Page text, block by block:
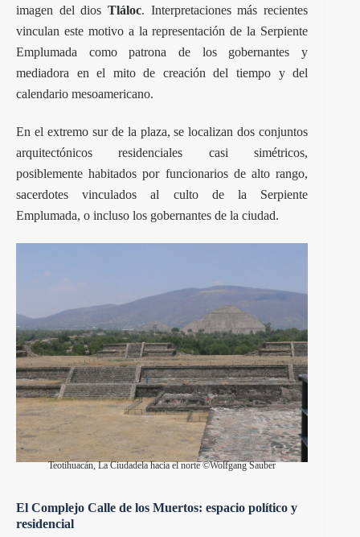
imagen del diosTláloc. Interpretaciones más recientes
vinculan este motivo a la representación de la Serpiente
Emplumada como patrona de los gobernantes y
mediadora en el mito de creación del tiempo y del
calendario mesoamericano.
En el extremo sur de la plaza, se localizan dos conjuntos
arquitectónicos residenciales casi simétricos,
posiblemente habitados por funcionarios de alto rango,
sacerdotes vinculados al culto de la Serpiente
Emplumada, o incluso los gobernantes de la ciudad.
Teotihuacán, La Ciudadela hacia el norte ©Wolfgang Sauber
El Complejo Calle de los Muertos: espacio político y
residencial